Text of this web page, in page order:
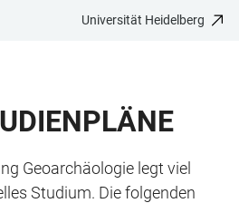
Universität Heidelberg
Geoarchäologie legt viel
Studium. Die folgenden